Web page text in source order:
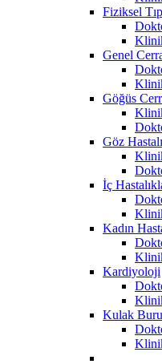
Fiziksel
Genel
Göğüs
Göz
İç
Kadın
Kardiyoloji
Kulak